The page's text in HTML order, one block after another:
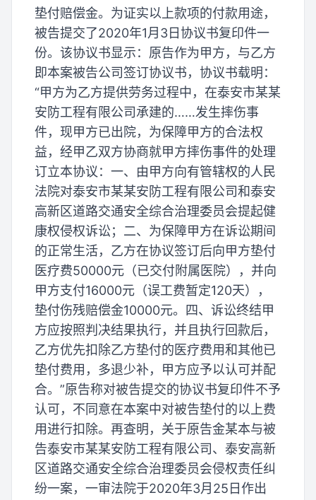
垫付赔偿金。为证实以上款项的付款用途，
被告提交了2020年1月3日协议书复印件一
份。该协议书显示：原告作为甲方，与乙方
即本案被告公司签订协议书，协议书载明：
“甲方为乙方提供劳务过程中，在泰安市某某
安防工程有限公司承建的……发生摔伤事
件，现甲方已出院，为保障甲方的合法权
益，经甲乙双方协商就甲方摔伤事件的处理
订立本协议：一、由甲方向有管辖权的人民
法院对泰安市某某安防工程有限公司和泰安
高新区道路交通安全综合治理委员会提起健
康权侵权诉讼；二、为保障甲方在诉讼期间
的正常生活，乙方在协议签订后向甲方垫付
医疗费50000元（已交付附属医院），并向
甲方支付16000元（误工费暂定120天），
垫付伤残赔偿金10000元。四、诉讼终结甲
方应按照判决结果执行，并且执行回款后，
乙方优先扣除乙方垫付的医疗费用和其他已
垫付费用，多退少补，甲方应予以认可并配
合。”原告称对被告提交的协议书复印件不予
认可，不同意在本案中对被告垫付的以上费
用进行扣除。再查明，关于原告金某本与被
告泰安市某某安防工程有限公司、泰安高新
区道路交通安全综合治理委员会侵权责任纠
纷一案，一审法院于2020年3月25日作出